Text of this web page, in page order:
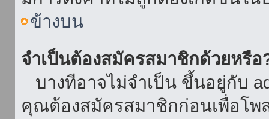
ข้างบน
จำเป็นต้องสมัครสมาชิกด้วยหรือ
บางทีอาจไม่จำเป็น ขึ้นอยู่กับ
คุณต้องสมัครสมาชิกก่อนเพื่อโพ